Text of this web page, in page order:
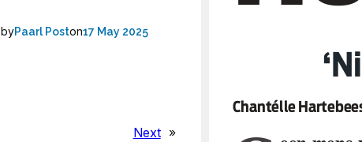
byPaarl Poston17 May 2025
Next »